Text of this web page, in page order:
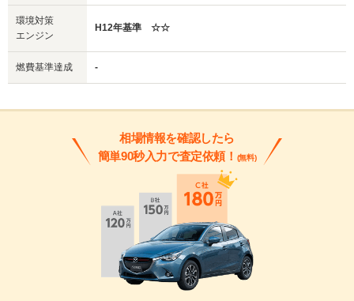
環境対策
エンジン
H12年基準 ☆☆
燃費基準達成 -
相場情報を確認したら
簡単90秒入力で査定依頼！ (無料)